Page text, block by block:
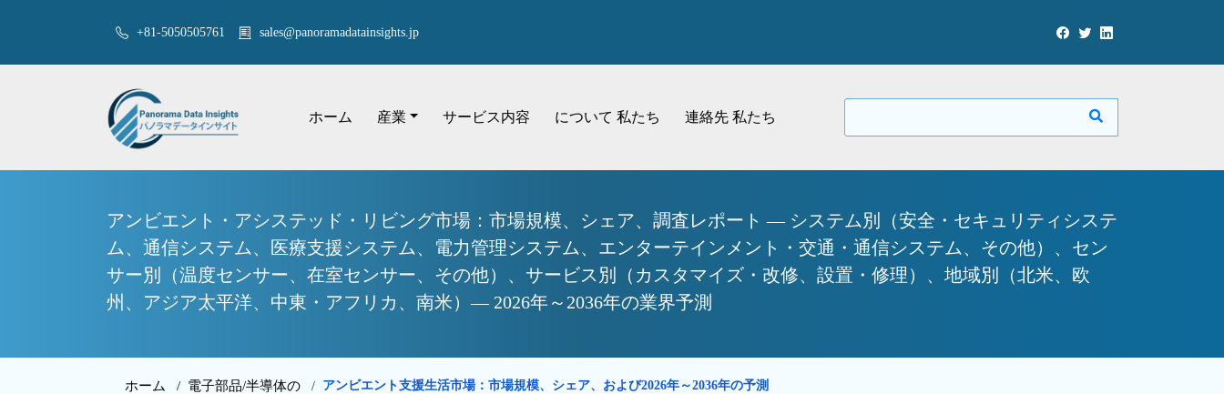
+81-5050505761 sales@panoramadatainsights.jp
ホーム 産業 サービス内容 について 私たち 連絡先 私たち
アンビエント・アシステッド・リビング市場：市場規模、シェア、調査レポート — システム別（安全・セキュリティシステ
ム、通信システム、医療支援システム、電力管理システム、エンターテインメント・交通・通信システム、その他）、セン
サー別（温度センサー、在室センサー、その他）、サービス別（カスタマイズ・改修、設置・修理）、地域別（北米、欧
州、アジア太平洋、中東・アフリカ、南米）— 2026年～2036年の業界予測
ホーム / 電子部品/半導体の / アンビエント支援生活市場：市場規模、シェア、および2026年～2036年の予測